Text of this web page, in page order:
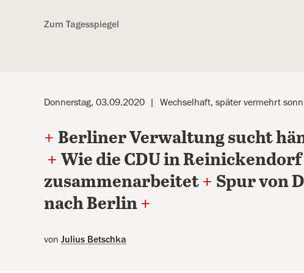
Zum Tagesspiegel
Donnerstag, 03.09.2020 Wechselhaft, später vermehrt
+ Berliner Verwaltung sucht
+ Wie die CDU in
zusammenarbeitet + Spur von
nach Berlin +
von Julius Betschka